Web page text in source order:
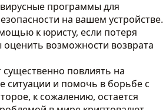
программы для
на вашем устройстве.
к юристу, если потеря
возможности возврата
повлиять на
ситуации и помочь в борьбе с
к сожалению, остается